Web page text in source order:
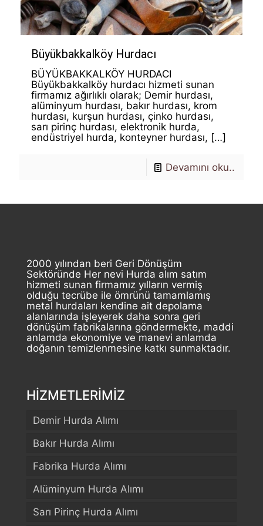
Büyükbakkalköy Hurdacı
BÜYÜKBAKKALKÖY HURDACI
Büyükbakkalköy hurdacı hizmeti sunan
firmamız ağırlıklı olarak; Demir hurdası,
alüminyum hurdası, bakır hurdası, krom
hurdası, kurşun hurdası, çinko hurdası,
sarı pirinç hurdası, elektronik hurda,
endüstriyel hurda, konteyner hurdası, […]
Devamını oku..
2000 yılından beri Geri Dönüşüm
Sektöründe Her nevi Hurda alım satım
hizmeti sunan firmamız yılların vermiş
olduğu tecrübe ile ömrünü tamamlamış
metal hurdaları kendine ait depolama
alanlarında işleyerek daha sonra geri
dönüşüm fabrikalarına göndermekte, maddi
anlamda ekonomiye ve manevi anlamda
doğanın temizlenmesine katkı sunmaktadır.
HİZMETLERİMİZ
Demir Hurda Alımı
Bakır Hurda Alımı
Fabrika Hurda Alımı
Alüminyum Hurda Alımı
Sarı Pirinç Hurda Alımı